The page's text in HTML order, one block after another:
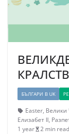
БЪЛГАРИ В UK
Easter, Велики
Елизабет II,
1 year
2 min read